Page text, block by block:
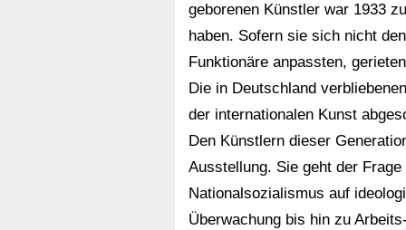
geborenen Künstler war 1933
haben. Sofern sie sich nicht
Funktionäre anpassten,
Die in Deutschland
der internationalen Kunst
Den Künstlern dieser
Ausstellung. Sie geht der
Nationalsozialismus auf
Überwachung bis hin zu